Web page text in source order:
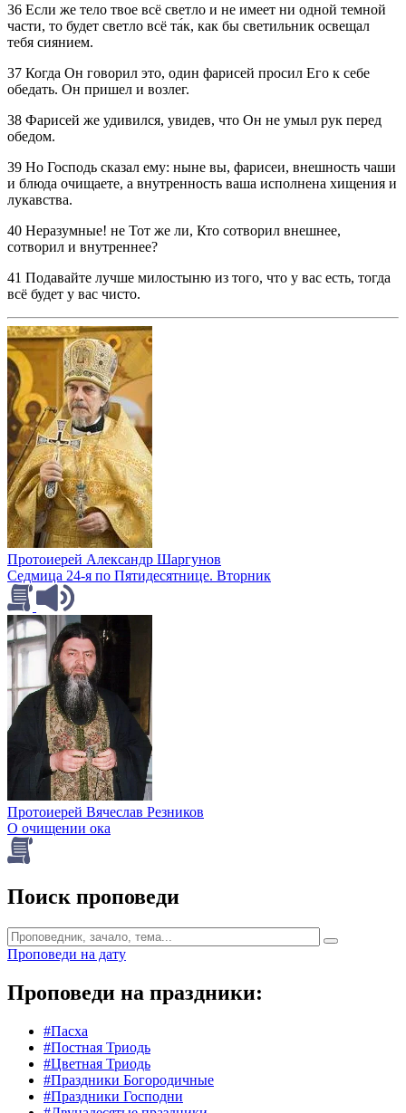
36 Если же тело твое всё светло и не имеет ни одной темной
части, то будет светло всё та́к, как бы светильник освещал
тебя сиянием.
37 Когда Он говорил это, один фарисей просил Его к себе
обедать. Он пришел и возлег.
38 Фарисей же удивился, увидев, что Он не умыл рук перед
обедом.
39 Но Господь сказал ему: ныне вы, фарисеи, внешность чаши
и блюда очищаете, а внутренность ваша исполнена хищения и
лукавства.
40 Неразумные! не Тот же ли, Кто сотворил внешнее,
сотворил и внутреннее?
41 Подавайте лучше милостыню из того, что у вас есть, тогда
всё будет у вас чисто.
Протоиерей Александр Шаргунов
Седмица 24-я по Пятидесятнице. Вторник
Протоиерей Вячеслав Резников
О очищении ока
Поиск проповеди
Проповеди на дату
Проповеди на праздники:
#Пасха
#Постная Триодь
#Цветная Триодь
#Праздники Богородичные
#Праздники Господни